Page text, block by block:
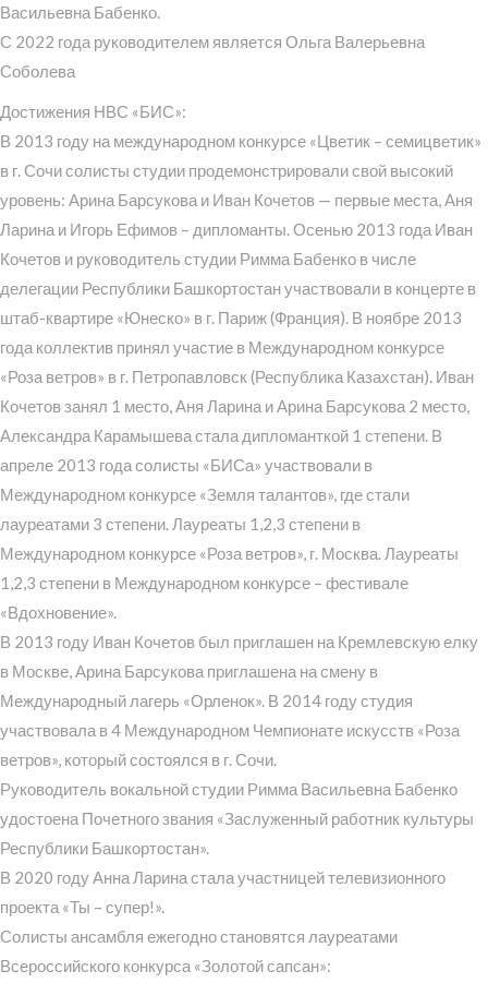
Васильевна Бабенко.
С 2022 года руководителем является Ольга Валерьевна
Соболева
Достижения НВС «БИС»:
В 2013 году на международном конкурсе «Цветик – семицветик»
в г. Сочи солисты студии продемонстрировали свой высокий
уровень: Арина Барсукова и Иван Кочетов — первые места, Аня
Ларина и Игорь Ефимов – дипломанты. Осенью 2013 года Иван
Кочетов и руководитель студии Римма Бабенко в числе
делегации Республики Башкортостан участвовали в концерте в
штаб-квартире «Юнеско» в г. Париж (Франция). В ноябре 2013
года коллектив принял участие в Международном конкурсе
«Роза ветров» в г. Петропавловск (Республика Казахстан). Иван
Кочетов занял 1 место, Аня Ларина и Арина Барсукова 2 место,
Александра Карамышева стала дипломанткой 1 степени. В
апреле 2013 года солисты «БИСа» участвовали в
Международном конкурсе «Земля талантов», где стали
лауреатами 3 степени. Лауреаты 1,2,3 степени в
Международном конкурсе «Роза ветров», г. Москва. Лауреаты
1,2,3 степени в Международном конкурсе – фестивале
«Вдохновение».
В 2013 году Иван Кочетов был приглашен на Кремлевскую елку
в Москве, Арина Барсукова приглашена на смену в
Международный лагерь «Орленок». В 2014 году студия
участвовала в 4 Международном Чемпионате искусств «Роза
ветров», который состоялся в г. Сочи.
Руководитель вокальной студии Римма Васильевна Бабенко
удостоена Почетного звания «Заслуженный работник культуры
Республики Башкортостан».
В 2020 году Анна Ларина стала участницей телевизионного
проекта «Ты – супер!».
Солисты ансамбля ежегодно становятся лауреатами
Всероссийского конкурса «Золотой сапсан»: